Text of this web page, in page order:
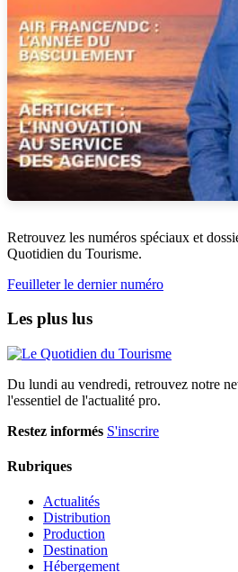
Retrouvez les numéros spéciaux et
Quotidien du Tourisme.
Feuilleter le dernier numéro
Les plus lus
Du lundi au vendredi, retrouvez notre
l'essentiel de l'actualité pro.
Restez informés S'inscrire
Rubriques
Actualités
Distribution
Production
Destination
Hébergement